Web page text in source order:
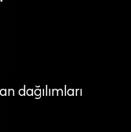
dağılımları